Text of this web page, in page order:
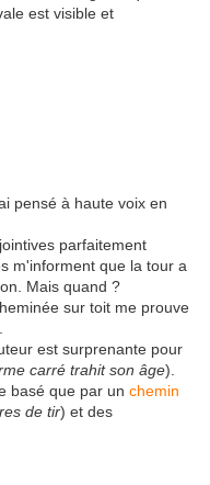
est visible et
pensé à haute voix en
parfaitement
m'informent que la tour a
Mais quand ?
sur toit me prouve
est surprenante pour
carré trahit son âge).
basé que par un chemin
de tir) et des